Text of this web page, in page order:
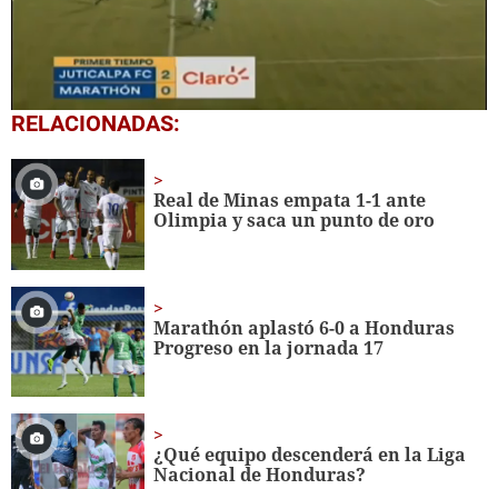
0
of
minutes,
18
seconds
RELACIONADAS:
Real de Minas empata 1-1 ante
Olimpia y saca un punto de oro
Marathón aplastó 6-0 a Honduras
Progreso en la jornada 17
¿Qué equipo descenderá en la Liga
Nacional de Honduras?